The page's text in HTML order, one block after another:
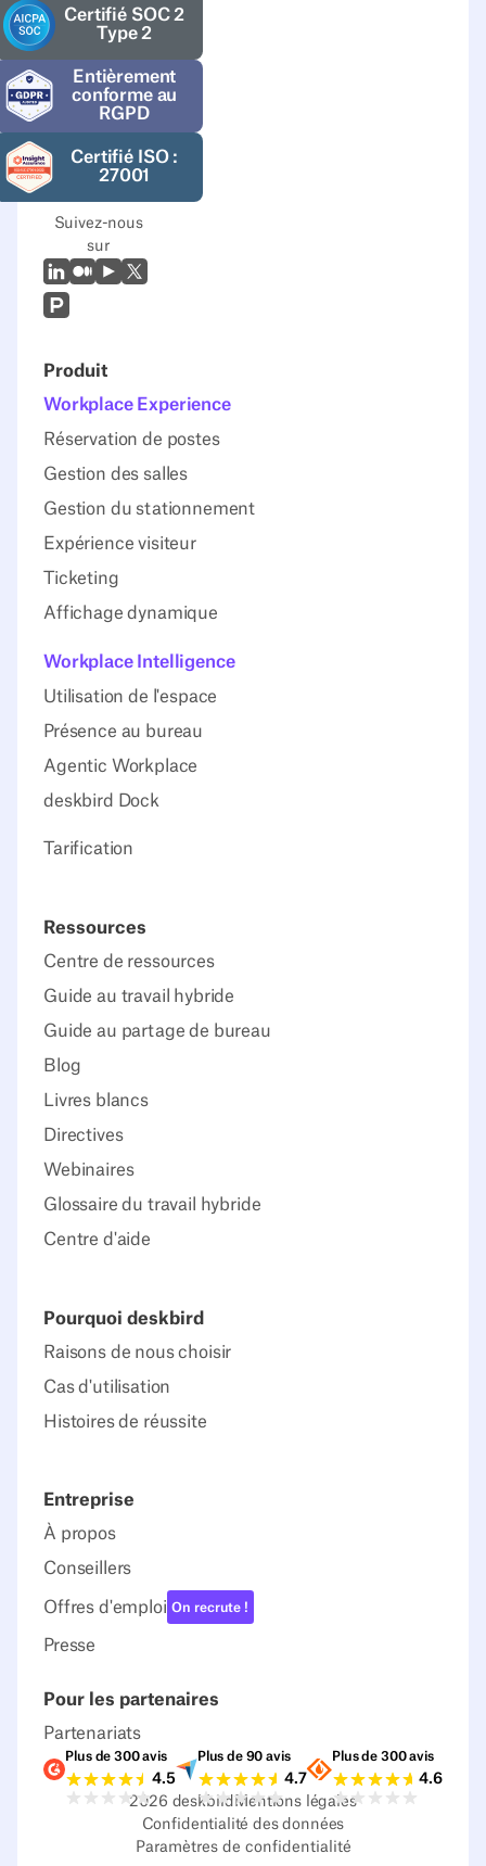
Certifié SOC 2
Type 2
Entièrement
conforme au
RGPD
Certifié ISO :
27001
Suivez-nous
sur
LinkedIn
MoyenYoutubeX (Twitter)
Prodcut Hunt
Produit
Workplace Experience
Réservation de postes
Gestion des salles
Gestion du stationnement
Expérience visiteur
Ticketing
Affichage dynamique
Workplace Intelligence
Utilisation de l'espace
Présence au bureau
Agentic Workplace
deskbird Dock
Tarification
Ressources
Centre de ressources
Guide au travail hybride
Guide au partage de bureau
Blog
Livres blancs
Directives
Webinaires
Glossaire du travail hybride
Centre d'aide
Pourquoi deskbird
Raisons de nous choisir
Cas d'utilisation
Histoires de réussite
Entreprise
À propos
Conseillers
Offres d'emploi On recrute !
Presse
Pour les partenaires
Partenariats
Notes G2
Plus de 300 avis
4.5
Notes Capterra
Plus de 90 avis
4.7
Notes
Plus de 300 avis
4.6
2026 deskbirdMentions légales
Confidentialité des données
Paramètres de confidentialité